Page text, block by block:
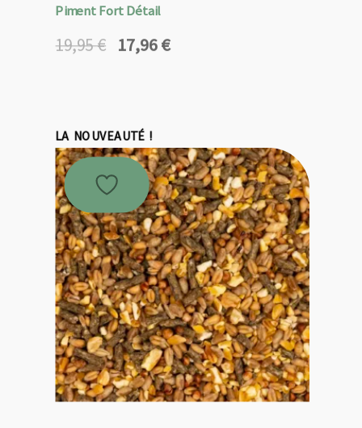
Piment Fort Détail
19,95€
Le
19,95 €.
17,96€
Le
17,96 €.
LA NOUVEAUTÉ !